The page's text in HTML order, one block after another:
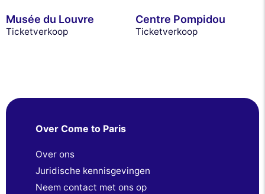
Musée du Louvre
Ticketverkoop
Centre Pompidou
Ticketverkoop
Over Come to Paris
Over ons
Juridische kennisgevingen
Neem contact met ons op